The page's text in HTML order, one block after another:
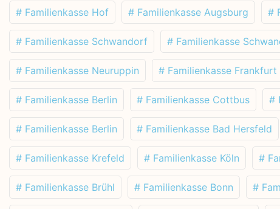
# Familienkasse Hof # Familienkasse Augsburg #
# Familienkasse Schwandorf # Familienkasse
# Familienkasse Neuruppin # Familienkasse Frankfurt
# Familienkasse Berlin # Familienkasse Cottbus #
# Familienkasse Berlin # Familienkasse Bad Hersfeld
# Familienkasse Krefeld # Familienkasse Köln #
# Familienkasse Brühl # Familienkasse Bonn #